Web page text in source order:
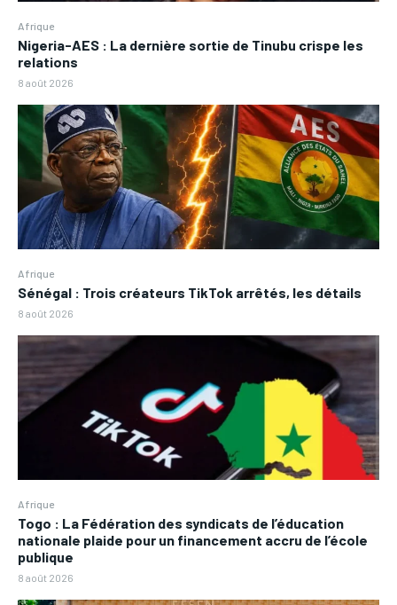
Afrique
Nigeria-AES : La dernière sortie de Tinubu crispe les
relations
8 août 2026
Afrique
Sénégal : Trois créateurs TikTok arrêtés, les détails
8 août 2026
Afrique
Togo : La Fédération des syndicats de l’éducation
nationale plaide pour un financement accru de l’école
publique
8 août 2026